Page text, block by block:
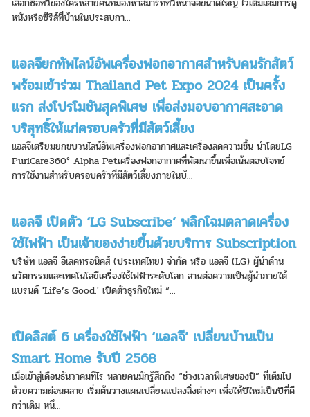
เลือกซื้อทีวีของใครหลายคนที่มองหาสมาร์ททีวีหน้าจอขนาดใหญ่ ไว้เติมเต็มการดู
หนังหรือซีรีส์ที่บ้านในประสบกา...
แอลจียกทัพไลน์อัพเครื่องฟอกอากาศสำหรับคนรักสัตว์
พร้อมเข้าร่วม Thailand Pet Expo 2024 เป็นครั้ง
แรก ส่งโปรโมชันสุดพิเศษ เพื่อส่งมอบอากาศสะอาด
บริสุทธิ์ให้แก่ครอบครัวที่มีสัตว์เลี้ยง
แอลจีเตรียมยกขบวนไลน์อัพเครื่องฟอกอากาศและเครื่องลดความชื้น นำโดยLG
PuriCare360° Alpha Petเครื่องฟอกอากาศที่พัฒนาขึ้นเพื่อเน้นตอบโจทย์
การใช้งานสำหรับครอบครัวที่มีสัตว์เลี้ยงภายในบ้...
แอลจี เปิดตัว ‘LG Subscribe’ พลิกโฉมตลาดเครื่อง
ใช้ไฟฟ้า เป็นเจ้าของง่ายขึ้นด้วยบริการ Subscription
บริษัท แอลจี อีเลคทรอนิคส์ (ประเทศไทย) จำกัด หรือ แอลจี (LG) ผู้นำด้าน
นวัตกรรมและเทคโนโลยีเครื่องใช้ไฟฟ้าระดับโลก สานต่อความเป็นผู้นำภายใต้
แบรนด์ 'Life’s Good.' เปิดตัวธุรกิจใหม่ “...
เปิดลิสต์ 6 เครื่องใช้ไฟฟ้า ‘แอลจี’ เปลี่ยนบ้านเป็น
Smart Home รับปี 2568
เมื่อเข้าสู่เดือนธันวาคมทีไร หลายคนมักรู้สึกถึง “ช่วงเวลาพิเศษของปี” ที่เต็มไป
ด้วยความผ่อนคลาย เริ่มต้นวางแผนเปลี่ยนแปลงสิ่งต่างๆ เพื่อให้ปีใหม่เป็นปีที่ดี
กว่าเดิม หนึ่...